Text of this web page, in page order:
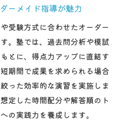
な学習スタイル対応力に注
わせた塾の支援方法を紹介
向け特別サポートの実践例
塾 安心できる環境作りの工
ーメイド指導が魅力
受験方式に合わせたオーダー
。塾では、過去問分析や模試
とに、得点力アップに直結す
期間で成果を求められる場合
った効率的な演習を実施しま
定した時間配分や解答順のト
の実践力を養成します。